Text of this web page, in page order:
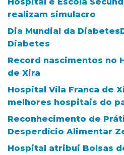
realizam simulacro
Dia Mundial da
Diabetes
Record nascimentos no
de Xira
Hospital Vila Franca de
melhores hospitais do
Reconhecimento de
Desperdício Alimentar
Hospital atribui Bolsas